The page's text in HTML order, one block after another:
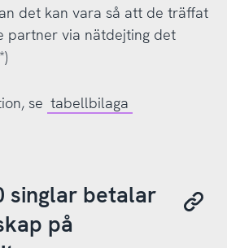
det kan vara så att de träffat
partner via nätdejting det
se tabellbilaga
singlar betalar
på